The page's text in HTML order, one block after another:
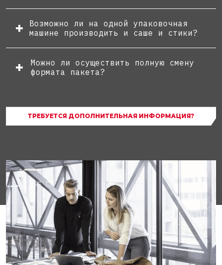
Возможно ли на одной упаковочная
машине производить и саше и стики?
Можно ли осуществить полную смену
формата пакета?
ТРЕБУЕТСЯ ДОПОЛНИТЕЛЬНАЯ ИНФОРМАЦИЯ?